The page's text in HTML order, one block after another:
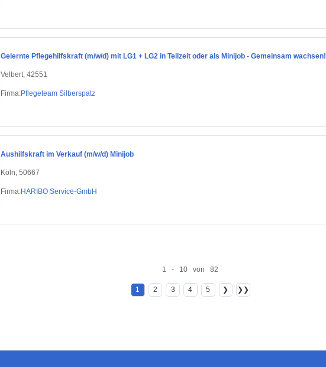
Gelernte Pflegehilfskraft (m/w/d) mit LG1 + LG2 in Teilzeit oder als Minijob - Gemeinsam wachsen!
Velbert, 42551
Firma:Pflegeteam Silberspatz
Aushilfskraft im Verkauf (m/w/d) Minijob
Köln, 50667
Firma:HARIBO Service-GmbH
1 - 10 von 82
1 2 3 4 5 ❯ ❯❯